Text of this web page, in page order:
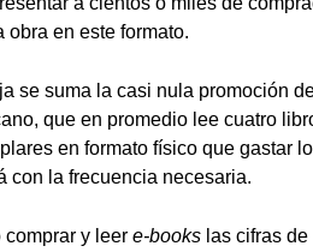
en este formato.
se suma la casi nula promoción
que en promedio lee cuatro
en formato físico que gastar
con la frecuencia necesaria.
y leer e-books las cifras